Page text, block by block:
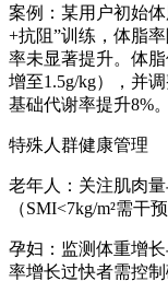
案例：某用户初始
+抗阻”训练，体脂
率未显著提升。体
增至1.5g/kg），并
基础代谢率提升8%。
特殊人群健康管理
老年人：关注肌肉
（SMI<7kg/m²需干预
孕妇：监测体重增
率增长过快者需控制